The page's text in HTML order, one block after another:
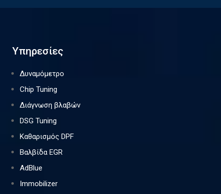
Υπηρεσίες
Δυναμόμετρο
Chip Tuning
Διάγνωση βλαβών
DSG Tuning
Καθαρισμός DPF
Βαλβίδα EGR
AdBlue
Immobilizer